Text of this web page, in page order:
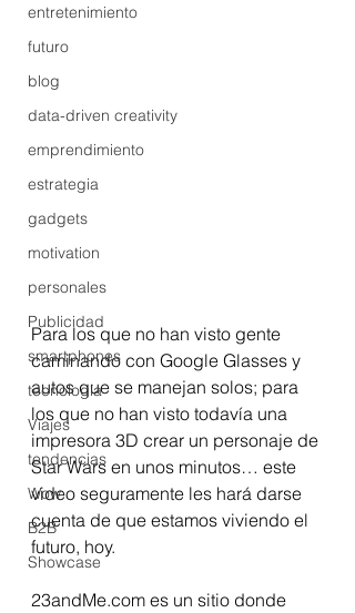
entretenimiento
futuro
blog
data-driven creativity
emprendimiento
estrategia
gadgets
motivation
personales
Publicidad
smartphones
tecnología
Viajes
tendencias
Wow
B2B
Showcase
Para los que no han visto gente
caminando con Google Glasses y
autos que se manejan solos; para
los que no han visto todavía una
impresora 3D crear un personaje de
Star Wars en unos minutos… este
video seguramente les hará darse
cuenta de que estamos viviendo el
futuro, hoy.
23andMe.com es un sitio donde